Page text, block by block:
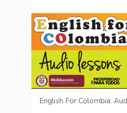
English For Colombia: